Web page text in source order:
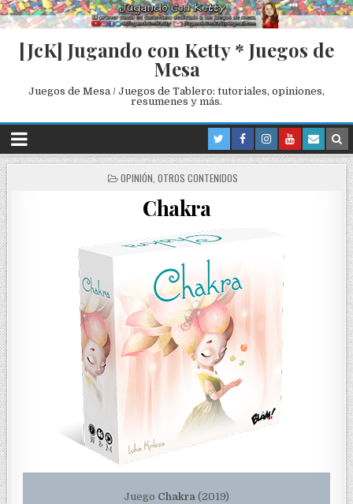
[JcK] Jugando con Ketty * Juegos de
Mesa
Juegos de Mesa / Juegos de Tablero: tutoriales, opiniones,
resumenes y más.
P
D
OPINIÓN OTROS CONTENIDOS
Chakra
Juego Chakra (2019)